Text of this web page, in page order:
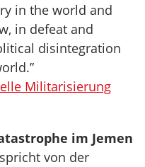
in the world and
in defeat and
disintegration
Militarisierung
im Jemen
von der